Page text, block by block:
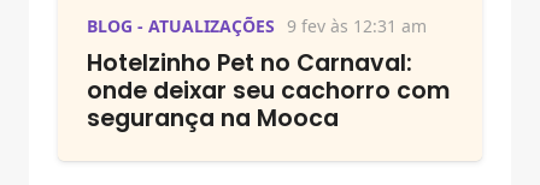
BLOG - ATUALIZAÇÕES 9 fev às 12:31 am
Hotelzinho Pet no Carnaval:
onde deixar seu cachorro com
segurança na Mooca